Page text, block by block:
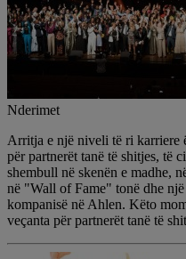
Nderimet
Arritja e një niveli të ri karriere
për partnerët tanë të shitjes, të
shembull në skenën e madhe,
në "Wall of Fame" tonë dhe
kompanisë në Ahlen. Këto
veçanta për partnerët tanë të